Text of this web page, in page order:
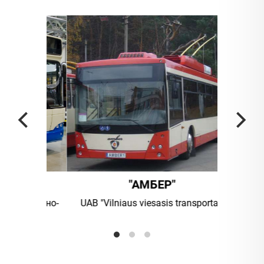
"АМБЕР"
UAB "Vilniaus viesasis transportas